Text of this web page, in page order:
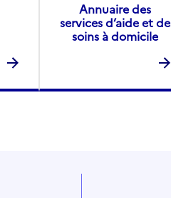
Annuaire des
services d’aide et de
soins à domicile